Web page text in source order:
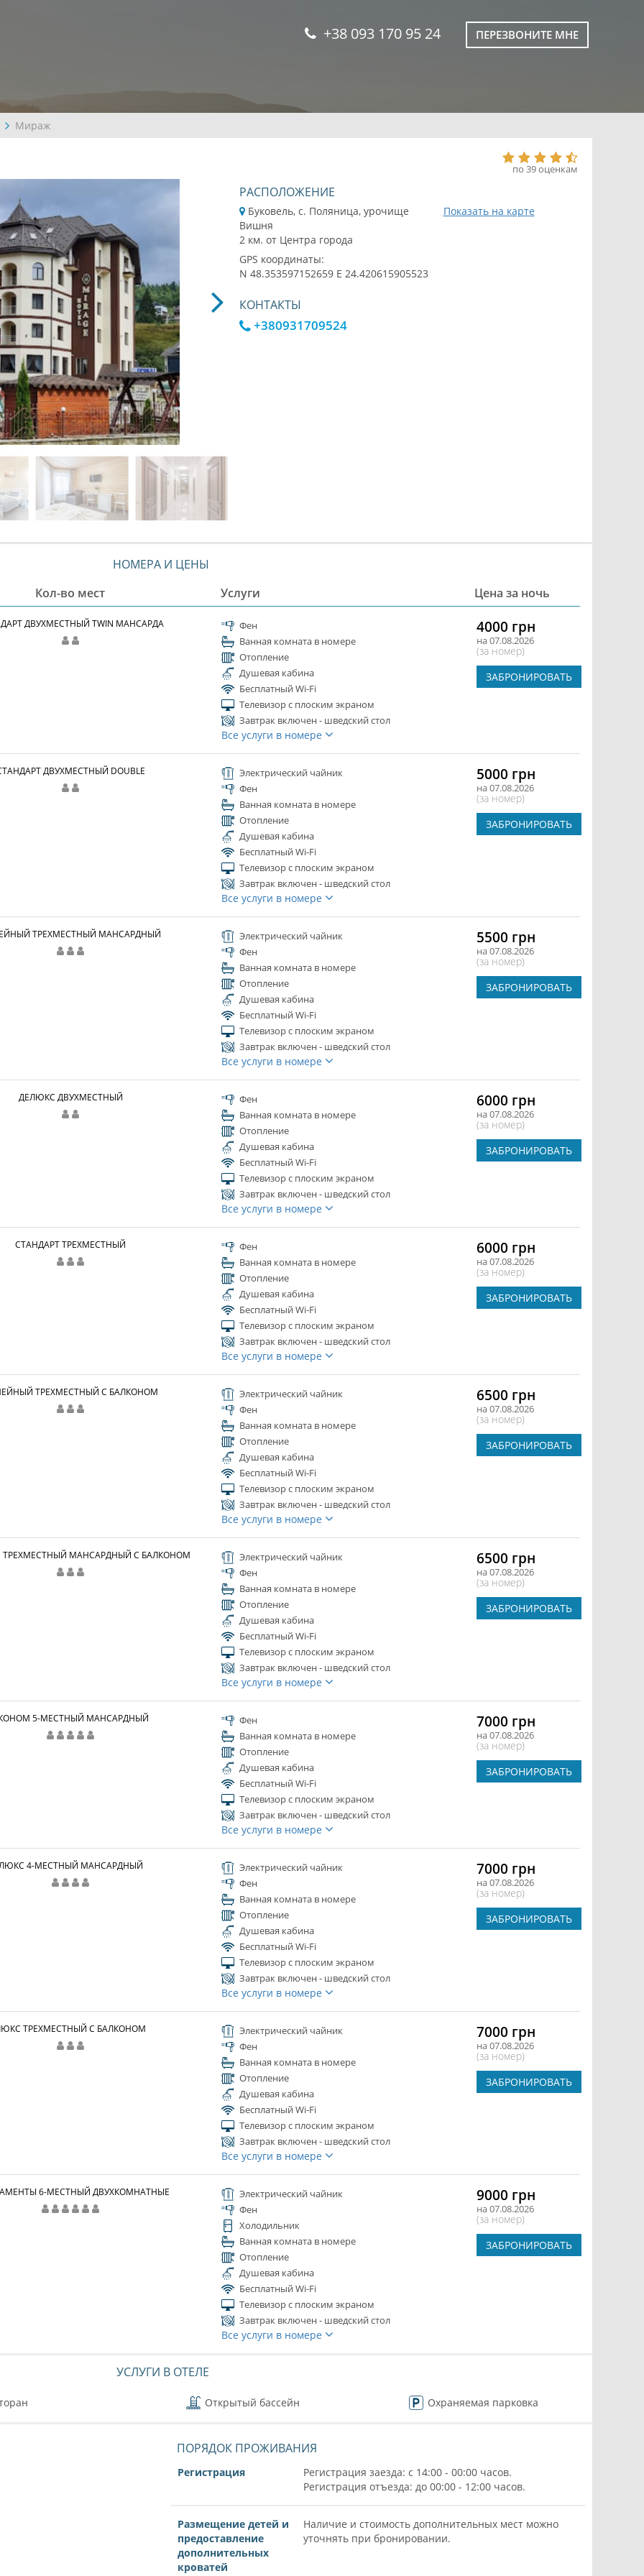
+38 093 170 95 24 ПЕРЕЗВОНИТЕ МНЕ
Мираж
по 39 оценкам
РАСПОЛОЖЕНИЕ
Буковель, с. Поляница, урочище
Вишня
Показать на карте
2 км. от Центра города
GPS координаты:
N 48.353597152659 E 24.420615905523
КОНТАКТЫ
+380931709524
НОМЕРА И ЦЕНЫ
Кол-во мест
Услуги Цена за ночь
ДВУХМЕСТНЫЙ TWIN МАНСАРДА
Фен
Ванная комната в номере
Отопление
Душевая кабина
Бесплатный Wi-Fi
Телевизор с плоским экраном
Завтрак включен - шведский стол
Все услуги в номере
4000 грн
на 07.08.2026
(за номер)
ЗАБРОНИРОВАТЬ
ДВУХМЕСТНЫЙ DOUBLE
Электрический чайник
Фен
Ванная комната в номере
Отопление
Душевая кабина
Бесплатный Wi-Fi
Телевизор с плоским экраном
Завтрак включен - шведский стол
Все услуги в номере
5000 грн
на 07.08.2026
(за номер)
ЗАБРОНИРОВАТЬ
ТРЕХМЕСТНЫЙ МАНСАРДНЫЙ
Электрический чайник
Фен
Ванная комната в номере
Отопление
Душевая кабина
Бесплатный Wi-Fi
Телевизор с плоским экраном
Завтрак включен - шведский стол
Все услуги в номере
5500 грн
на 07.08.2026
(за номер)
ЗАБРОНИРОВАТЬ
ДЕЛЮКС ДВУХМЕСТНЫЙ
Фен
Ванная комната в номере
Отопление
Душевая кабина
Бесплатный Wi-Fi
Телевизор с плоским экраном
Завтрак включен - шведский стол
Все услуги в номере
6000 грн
на 07.08.2026
(за номер)
ЗАБРОНИРОВАТЬ
СТАНДАРТ ТРЕХМЕСТНЫЙ
Фен
Ванная комната в номере
Отопление
Душевая кабина
Бесплатный Wi-Fi
Телевизор с плоским экраном
Завтрак включен - шведский стол
Все услуги в номере
6000 грн
на 07.08.2026
(за номер)
ЗАБРОНИРОВАТЬ
ТРЕХМЕСТНЫЙ С БАЛКОНОМ
Электрический чайник
Фен
Ванная комната в номере
Отопление
Душевая кабина
Бесплатный Wi-Fi
Телевизор с плоским экраном
Завтрак включен - шведский стол
Все услуги в номере
6500 грн
на 07.08.2026
(за номер)
ЗАБРОНИРОВАТЬ
МАНСАРДНЫЙ С БАЛКОНОМ
Электрический чайник
Фен
Ванная комната в номере
Отопление
Душевая кабина
Бесплатный Wi-Fi
Телевизор с плоским экраном
Завтрак включен - шведский стол
Все услуги в номере
6500 грн
на 07.08.2026
(за номер)
ЗАБРОНИРОВАТЬ
5-МЕСТНЫЙ МАНСАРДНЫЙ
Фен
Ванная комната в номере
Отопление
Душевая кабина
Бесплатный Wi-Fi
Телевизор с плоским экраном
Завтрак включен - шведский стол
Все услуги в номере
7000 грн
на 07.08.2026
(за номер)
ЗАБРОНИРОВАТЬ
4-МЕСТНЫЙ МАНСАРДНЫЙ
Электрический чайник
Фен
Ванная комната в номере
Отопление
Душевая кабина
Бесплатный Wi-Fi
Телевизор с плоским экраном
Завтрак включен - шведский стол
Все услуги в номере
7000 грн
на 07.08.2026
(за номер)
ЗАБРОНИРОВАТЬ
ТРЕХМЕСТНЫЙ С БАЛКОНОМ
Электрический чайник
Фен
Ванная комната в номере
Отопление
Душевая кабина
Бесплатный Wi-Fi
Телевизор с плоским экраном
Завтрак включен - шведский стол
Все услуги в номере
7000 грн
на 07.08.2026
(за номер)
ЗАБРОНИРОВАТЬ
6-МЕСТНЫЙ ДВУХКОМНАТНЫЕ
Электрический чайник
Фен
Холодильник
Ванная комната в номере
Отопление
Душевая кабина
Бесплатный Wi-Fi
Телевизор с плоским экраном
Завтрак включен - шведский стол
Все услуги в номере
9000 грн
на 07.08.2026
(за номер)
ЗАБРОНИРОВАТЬ
УСЛУГИ В ОТЕЛЕ
Открытый бассейн Охраняемая парковка
ПОРЯДОК ПРОЖИВАНИЯ
Регистрация
Регистрация заезда: с 14:00 - 00:00 часов.
Регистрация отъезда: до 00:00 - 12:00 часов.
Размещение детей и
предоставление
дополнительных
кроватей
Наличие и стоимость дополнительных мест можно
уточнять при бронировании.